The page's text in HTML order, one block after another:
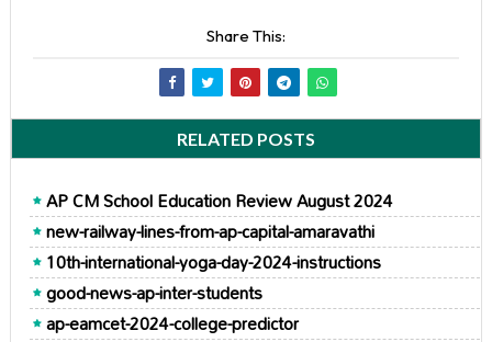
Share This:
RELATED POSTS
AP CM School Education Review August 2024
new-railway-lines-from-ap-capital-amaravathi
10th-international-yoga-day-2024-instructions
good-news-ap-inter-students
ap-eamcet-2024-college-predictor